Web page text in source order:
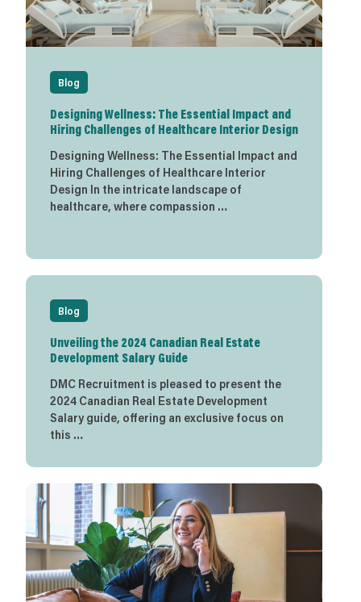
Blog
Designing Wellness: The Essential Impact and
Hiring Challenges of Healthcare Interior Design
Designing Wellness: The Essential Impact and
Hiring Challenges of Healthcare Interior
Design In the intricate landscape of
healthcare, where compassion …
Blog
Unveiling the 2024 Canadian Real Estate
Development Salary Guide
DMC Recruitment is pleased to present the
2024 Canadian Real Estate Development
Salary guide, offering an exclusive focus on
this …